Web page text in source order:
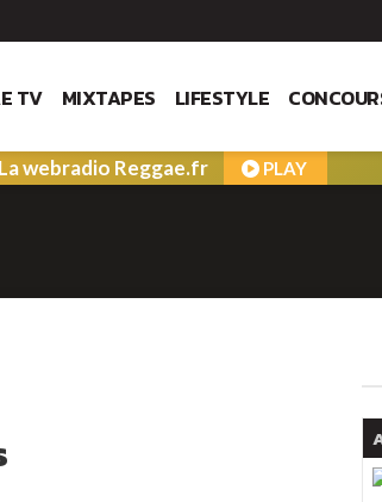
TV MIXTAPES LIFESTYLE
La webradio Reggae.fr PLAY